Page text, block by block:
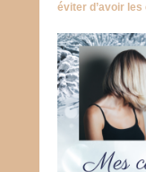
éviter d’avoir